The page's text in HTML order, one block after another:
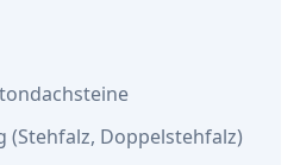
(Stehfalz, Doppelstehfalz)